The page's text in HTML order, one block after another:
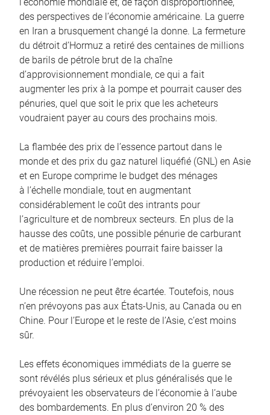
des perspectives de l’économie américaine. La guerre
en Iran a brusquement changé la donne. La fermeture
du détroit d’Hormuz a retiré des centaines de millions
de barils de pétrole brut de la chaîne
d’approvisionnement mondiale, ce qui a fait
augmenter les prix à la pompe et pourrait causer des
pénuries, quel que soit le prix que les acheteurs
voudraient payer au cours des prochains mois.
La flambée des prix de l’essence partout dans le
monde et des prix du gaz naturel liquéfié (GNL) en Asie
et en Europe comprime le budget des ménages
à l’échelle mondiale, tout en augmentant
considérablement le coût des intrants pour
l’agriculture et de nombreux secteurs. En plus de la
hausse des coûts, une possible pénurie de carburant
et de matières premières pourrait faire baisser la
production et réduire l’emploi.
Une récession ne peut être écartée. Toutefois, nous
n’en prévoyons pas aux États‑Unis, au Canada ou en
Chine. Pour l’Europe et le reste de l’Asie, c’est moins
sûr.
Les effets économiques immédiats de la guerre se
sont révélés plus sérieux et plus généralisés que le
prévoyaient les observateurs de l’économie à l’aube
des bombardements. En plus d’environ 20 % des